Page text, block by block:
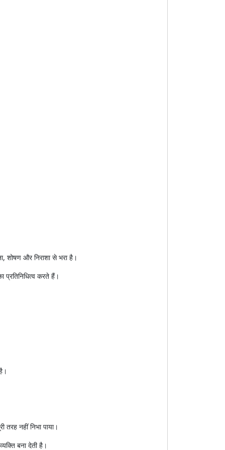
शोषण और निराशा से भरा है।
प्रतिनिधित्व करते हैं।
नहीं निभा पाया।
बना देती है।